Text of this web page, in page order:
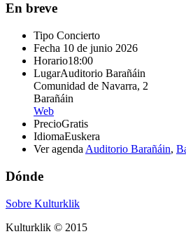
En breve
Tipo Concierto
Fecha 10 de junio 2026
Horario18:00
LugarAuditorio Barañáin
Comunidad de Navarra, 2
Barañáin
Web
PrecioGratis
IdiomaEuskera
Ver agenda Auditorio Barañáin,
Dónde
Sobre Kulturklik
Kulturklik © 2015